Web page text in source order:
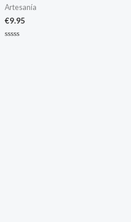
Artesanía
€9.95